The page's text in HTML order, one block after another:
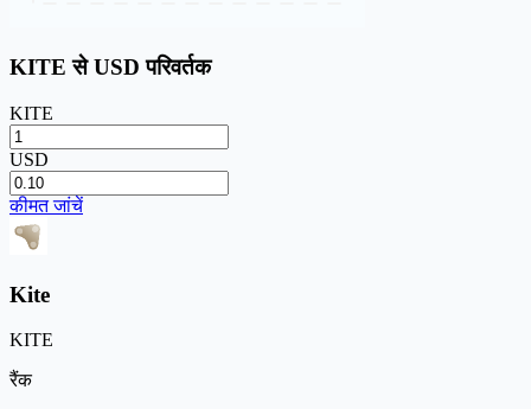
KITE से USD परिवर्तक
KITE
USD
कीमत जांचें
Kite
KITE
रैंक